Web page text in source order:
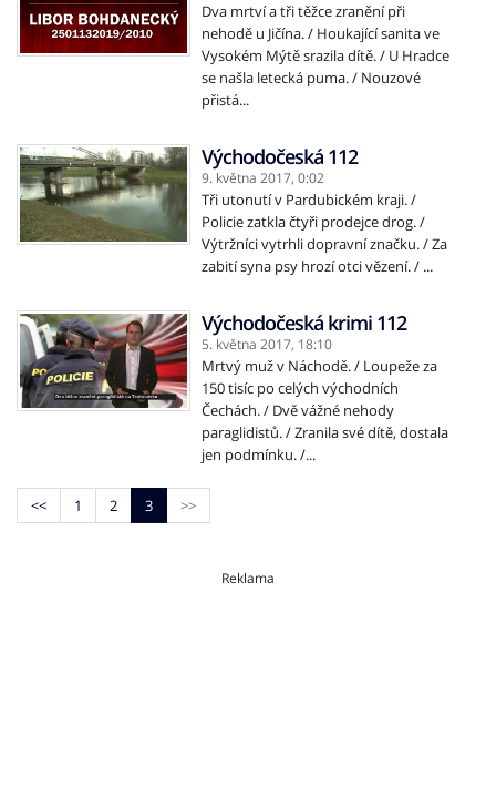
Dva mrtví a tři těžce zranění při
nehodě u Jičína. / Houkající sanita ve
Vysokém Mýtě srazila dítě. / U Hradce
se našla letecká puma. / Nouzové
přistá...
Východočeská 112
9. května 2017, 0:02
Tři utonutí v Pardubickém kraji. /
Policie zatkla čtyři prodejce drog. /
Výtržníci vytrhli dopravní značku. / Za
zabití syna psy hrozí otci vězení. / ...
Východočeská krimi 112
5. května 2017, 18:10
Mrtvý muž v Náchodě. / Loupeže za
150 tisíc po celých východních
Čechách. / Dvě vážné nehody
paraglidistů. / Zranila své dítě, dostala
jen podmínku. /...
<< 1 2 3 >>
Reklama